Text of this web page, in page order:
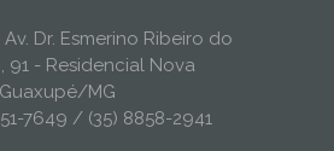
Dr. Esmerino Ribeiro do
91 - Residencial Nova
MG
7649 / (35) 8858-2941